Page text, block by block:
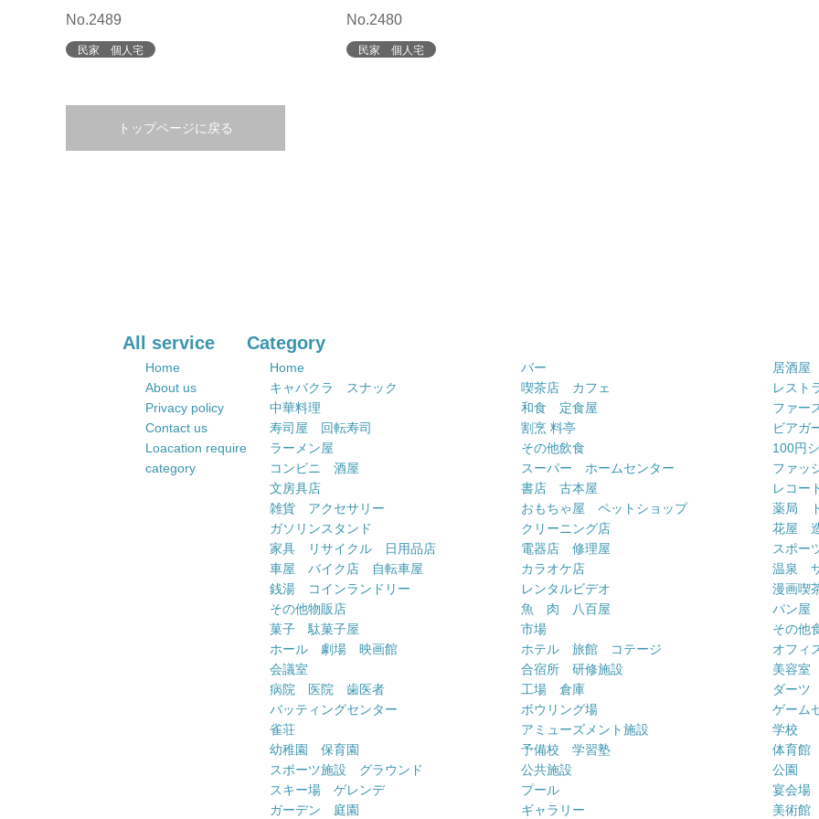
No.2489
民家 個人宅
No.2480
民家 個人宅
トップページに戻る
All service
Home
About us
Privacy policy
Contact us
Loacation require
category
Category
Home バー
居酒屋
キャバクラ スナック
喫茶店 カフェ
レスト
中華料理
和食 定食屋
ファー
寿司屋 回転寿司
割烹 料亭
ビアガ
ラーメン屋
その他飲食
100円
コンビニ 酒屋
スーパー ホームセンター
ファッ
文房具店
書店 古本屋
レコー
雑貨 アクセサリー
おもちゃ屋 ペットショップ
薬局
ガソリンスタンド
クリーニング店
花屋
家具 リサイクル 日用品店
電器店 修理屋
スポー
車屋 バイク店 自転車屋
カラオケ店
温泉
銭湯 コインランドリー
レンタルビデオ
漫画喫
その他物販店
魚 肉 八百屋
パン屋
菓子 駄菓子屋
市場
その他
ホール 劇場 映画館
ホテル 旅館 コテージ
オフィ
会議室
合宿所 研修施設
美容室
病院 医院 歯医者
工場 倉庫
ダーツ
バッティングセンター
ボウリング場
ゲーム
雀荘
アミューズメント施設
学校
幼稚園 保育園
予備校 学習塾
体育館
スポーツ施設 グラウンド
公共施設
公園
スキー場 ゲレンデ
プール
宴会場
ガーデン 庭園
ギャラリー 美術館